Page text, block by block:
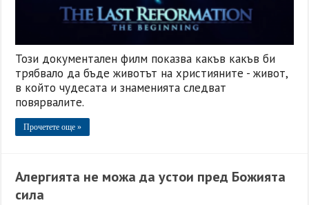
Този документален филм показва какъв какъв би
трябвало да бъде животът на християните - живот,
в който чудесата и знаменията следват
повярвалите.
Прочетете още »
Алергията не можа да устои пред Божията
сила